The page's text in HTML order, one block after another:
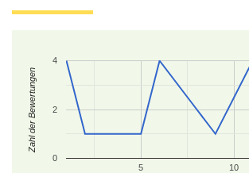
5 10
0
2
4
Zahl der Bewertungen